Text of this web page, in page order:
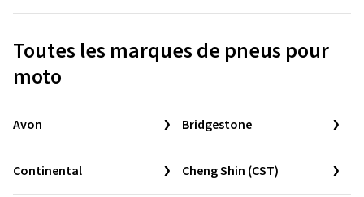
Toutes les marques de pneus pour
moto
Avon Bridgestone
Continental Cheng Shin (CST)